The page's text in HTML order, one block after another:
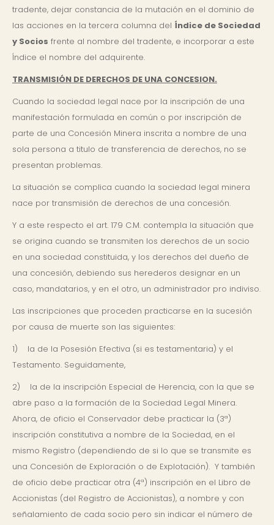
tradente, dejar constancia de la mutación en el dominio de
las acciones en la tercera columna del Índice de Sociedad
y Socios frente al nombre del tradente, e incorporar a este
Índice el nombre del adquirente.
TRANSMISIÓN DE DERECHOS DE UNA CONCESION.
Cuando la sociedad legal nace por la inscripción de una
manifestación formulada en común o por inscripción de
parte de una Concesión Minera inscrita a nombre de una
sola persona a titulo de transferencia de derechos, no se
presentan problemas.
La situación se complica cuando la sociedad legal minera
nace por transmisión de derechos de una concesión.
Y a este respecto el art. 179 C.M. contempla la situación que
se origina cuando se transmiten los derechos de un socio
en una sociedad constituida, y los derechos del dueño de
una concesión, debiendo sus herederos designar en un
caso, mandatarios, y en el otro, un administrador pro indiviso.
Las inscripciones que proceden practicarse en la sucesión
por causa de muerte son las siguientes:
1) la de la Posesión Efectiva (si es testamentaria) y el
Testamento. Seguidamente,
2) la de la inscripción Especial de Herencia, con la que se
abre paso a la formación de la Sociedad Legal Minera.
Ahora, de oficio el Conservador debe practicar la (3ª)
inscripción constitutiva a nombre de la Sociedad, en el
mismo Registro (dependiendo de si lo que se transmite es
una Concesión de Exploración o de Explotación). Y también
de oficio debe practicar otra (4ª) inscripción en el Libro de
Accionistas (del Registro de Accionistas), a nombre y con
señalamiento de cada socio pero sin indicar el número de